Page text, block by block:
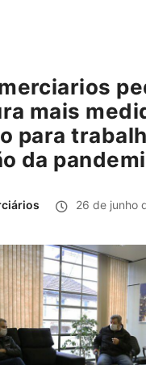
mais
para
da
26 de junho